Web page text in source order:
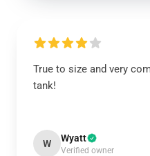
True to size and very
tank!
W Wyatt
Verified owner